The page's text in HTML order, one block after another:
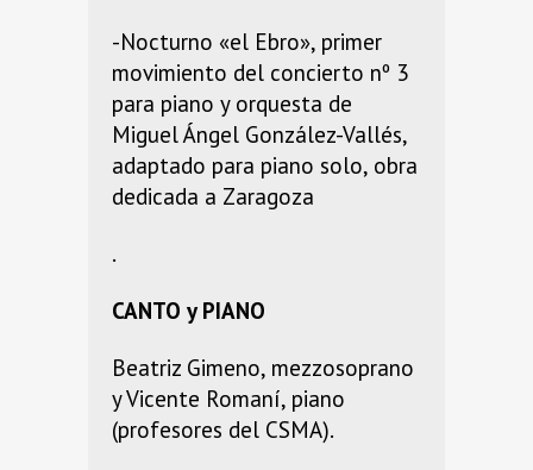
-Nocturno «el Ebro», primer
movimiento del concierto nº 3
para piano y orquesta de
Miguel Ángel González-Vallés,
adaptado para piano solo, obra
dedicada a Zaragoza
.
CANTO y PIANO
Beatriz Gimeno, mezzosoprano
y Vicente Romaní, piano
(profesores del CSMA).